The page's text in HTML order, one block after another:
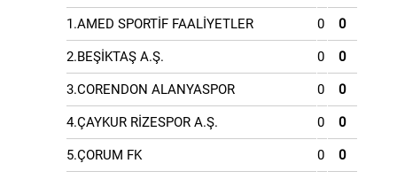
1.AMED SPORTİF FAALİYETLER 0 0
2.BEŞİKTAŞ A.Ş. 0 0
3.CORENDON ALANYASPOR 0 0
4.ÇAYKUR RİZESPOR A.Ş. 0 0
5.ÇORUM FK 0 0